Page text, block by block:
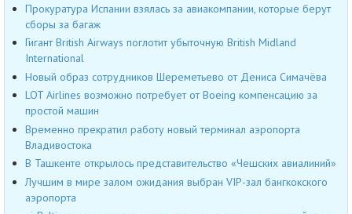
Прокуратура Испании взялась за авиакомпании, которые берут
сборы за багаж
Гигант British Airways поглотит убыточную British Midland
International
Новый образ сотрудников Шереметьево от Дениса Симачёва
LOT Airlines возможно потребует от Boeing компенсацию за
простой машин
Временно прекратил работу новый терминал аэропорта
Владивостока
В Ташкенте открылось представительство «Чешских авиалиний»
Лучшим в мире залом ожидания выбран VIP-зал бангкокского
аэропорта